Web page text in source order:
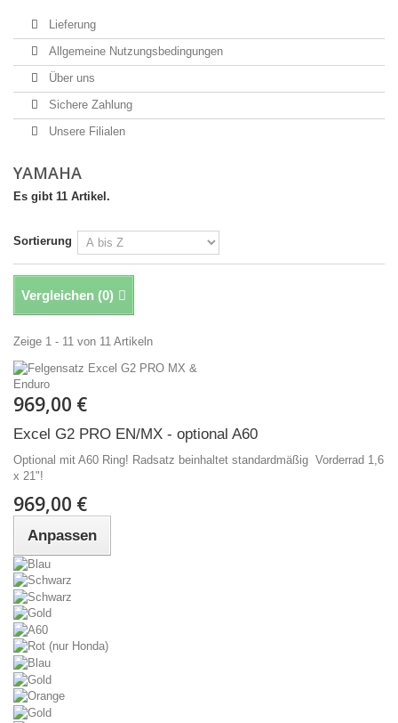
Lieferung
Allgemeine Nutzungsbedingungen
Über uns
Sichere Zahlung
Unsere Filialen
YAMAHA
Es gibt 11 Artikel.
Sortierung
Vergleichen (0)
Zeige 1 - 11 von 11 Artikeln
969,00 €
Excel G2 PRO EN/MX - optional A60
Optional mit A60 Ring! Radsatz beinhaltet standardmäßig Vorderrad 1,6
x 21"!
969,00 €
Anpassen